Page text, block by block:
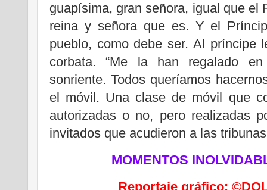
guapísima, gran señora, igual que el
reina y señora que es. Y el
pueblo, como debe ser. Al príncipe
corbata. “Me la han regalado
sonriente. Todos queríamos
el móvil. Una clase de móvil que
autorizadas o no, pero realizadas
invitados que acudieron a las
MOMENTOS
Reportaje gráfico: